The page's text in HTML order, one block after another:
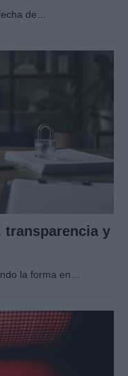
de…
transparencia y
la forma en…